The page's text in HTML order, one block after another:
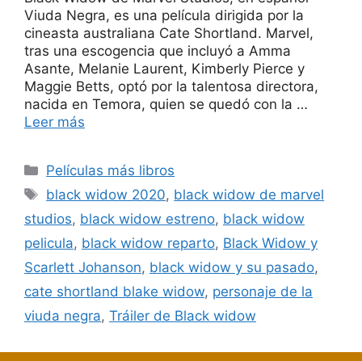
Viuda Negra, es una película dirigida por la
cineasta australiana Cate Shortland. Marvel,
tras una escogencia que incluyó a Amma
Asante, Melanie Laurent, Kimberly Pierce y
Maggie Betts, optó por la talentosa directora,
nacida en Temora, quien se quedó con la …
Leer más
Categorías
Películas más libros
Etiquetas
black widow 2020, black widow de marvel
studios, black widow estreno, black widow
pelicula, black widow reparto, Black Widow y
Scarlett Johanson, black widow y su pasado,
cate shortland blake widow, personaje de la
viuda negra, Tráiler de Black widow